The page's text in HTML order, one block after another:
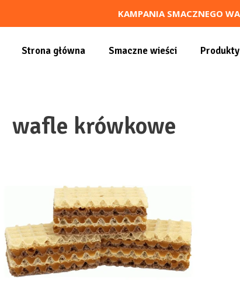
KAMPANIA SMACZNEGO
Strona główna Smaczne wieści Produkty
wafle krówkowe